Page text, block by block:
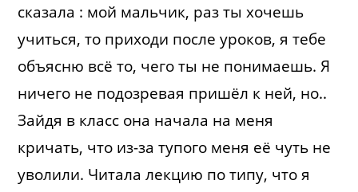
сказала : мой мальчик, раз ты хочешь
учиться, то приходи после уроков, я тебе
объясню всë то, чего ты не понимаешь. Я
ничего не подозревая пришёл к ней, но..
Зайдя в класс она начала на меня
кричать, что из-за тупого меня её чуть не
уволили. Читала лекцию по типу, что я